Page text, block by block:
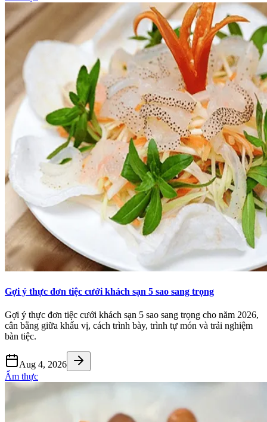
Gợi ý thực đơn tiệc cưới khách sạn 5 sao sang trọng
Gợi ý thực đơn tiệc cưới khách sạn 5 sao sang trọng cho năm 2026,
cân bằng giữa khẩu vị, cách trình bày, trình tự món và trải nghiệm
bàn tiệc.
Aug 4, 2026
Ẩm thực